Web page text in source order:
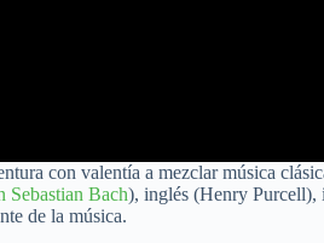
con valentía a mezclar música
Sebastian Bach), inglés (Henry Purcell),
de la música.